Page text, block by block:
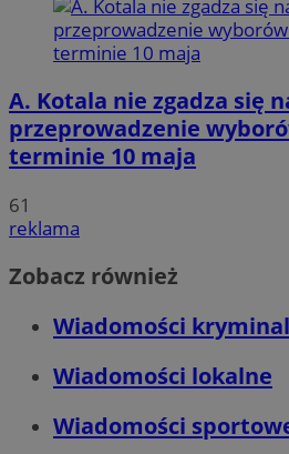
A. Kotala nie zgadza się
przeprowadzenie
terminie 10 maja
61
reklama
Zobacz również
Wiadomości
Wiadomości lokalne
Wiadomości